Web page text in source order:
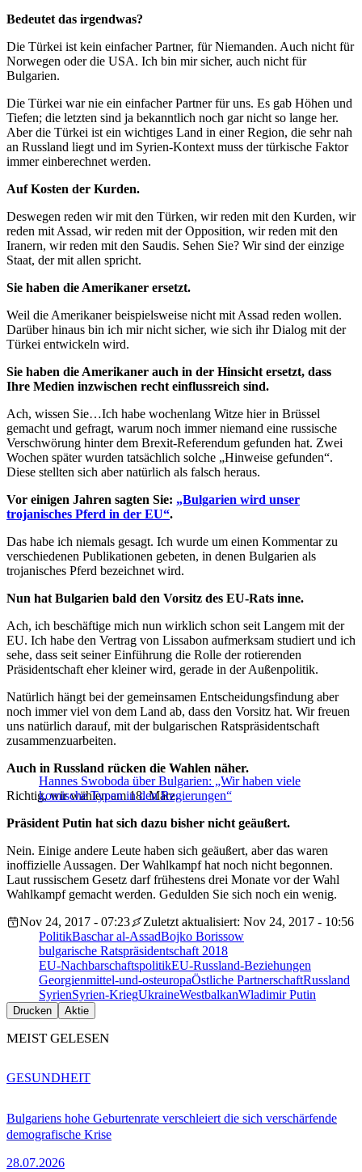
Bedeutet das irgendwas?
Die Türkei ist kein einfacher Partner, für Niemanden. Auch nicht für
Norwegen oder die USA. Ich bin mir sicher, auch nicht für
Bulgarien.
Die Türkei war nie ein einfacher Partner für uns. Es gab Höhen und
Tiefen; die letzten sind ja bekanntlich noch gar nicht so lange her.
Aber die Türkei ist ein wichtiges Land in einer Region, die sehr nah
an Russland liegt und im Syrien-Kontext muss der türkische Faktor
immer einberechnet werden.
Auf Kosten der Kurden.
Deswegen reden wir mit den Türken, wir reden mit den Kurden, wir
reden mit Assad, wir reden mit der Opposition, wir reden mit den
Iranern, wir reden mit den Saudis. Sehen Sie? Wir sind der einzige
Staat, der mit allen spricht.
Sie haben die Amerikaner ersetzt.
Weil die Amerikaner beispielsweise nicht mit Assad reden wollen.
Darüber hinaus bin ich mir nicht sicher, wie sich ihr Dialog mit der
Türkei entwickeln wird.
Sie haben die Amerikaner auch in der Hinsicht ersetzt, dass
Ihre Medien inzwischen recht einflussreich sind.
Ach, wissen Sie…Ich habe wochenlang Witze hier in Brüssel
gemacht und gefragt, warum noch immer niemand eine russische
Verschwörung hinter dem Brexit-Referendum gefunden hat. Zwei
Wochen später wurden tatsächlich solche „Hinweise gefunden“.
Diese stellten sich aber natürlich als falsch heraus.
Vor einigen Jahren sagten Sie: „Bulgarien wird unser
trojanisches Pferd in der EU“.
Das habe ich niemals gesagt. Ich wurde um einen Kommentar zu
verschiedenen Publikationen gebeten, in denen Bulgarien als
trojanisches Pferd bezeichnet wird.
Nun hat Bulgarien bald den Vorsitz des EU-Rats inne.
Ach, ich beschäftige mich nun wirklich schon seit Langem mit der
EU. Ich habe den Vertrag von Lissabon aufmerksam studiert und ich
sehe, dass seit seiner Einführung die Rolle der rotierenden
Präsidentschaft eher kleiner wird, gerade in der Außenpolitik.
Natürlich hängt bei der gemeinsamen Entscheidungsfindung aber
noch immer viel von dem Land ab, dass den Vorsitz hat. Wir freuen
uns natürlich darauf, mit der bulgarischen Ratspräsidentschaft
zusammenzuarbeiten.
Hannes Swoboda über Bulgarien: „Wir haben viele
komische Typen in den Regierungen“
Auch in Russland rücken die Wahlen näher.
Richtig, wir wählen am 18. März.
Präsident Putin hat sich dazu bisher nicht geäußert.
Nein. Einige andere Leute haben sich geäußert, aber das waren
inoffizielle Aussagen. Der Wahlkampf hat noch nicht begonnen.
Laut russischem Gesetz darf frühestens drei Monate vor der Wahl
Wahlkampf gemacht werden. Gedulden Sie sich noch ein wenig.
Nov 24, 2017 - 07:23
Zuletzt aktualisiert: Nov 24, 2017 - 10:56
PolitikBaschar al-AssadBojko Borissow
bulgarische Ratspräsidentschaft 2018
EU-NachbarschaftspolitikEU-Russland-Beziehungen
Georgienmittel-und-osteuropaÖstliche PartnerschaftRussland
SyrienSyrien-KriegUkraineWestbalkanWladimir Putin
Drucken Aktie
MEIST GELESEN
Bulgariens hohe Geburtenrate verschleiert die sich verschärfende
demografische Krise
28.07.2026
GESUNDHEIT